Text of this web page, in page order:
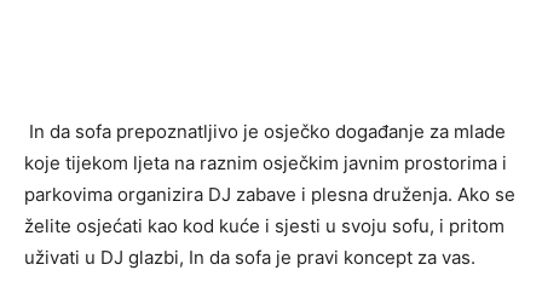
In da sofa prepoznatljivo je osječko događanje za mlade
koje tijekom ljeta na raznim osječkim javnim prostorima i
parkovima organizira DJ zabave i plesna druženja. Ako se
želite osjećati kao kod kuće i sjesti u svoju sofu, i pritom
uživati u DJ glazbi, In da sofa je pravi koncept za vas.